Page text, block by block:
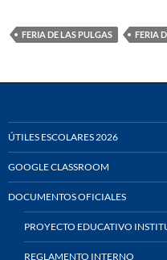
FERIA DE LAS PULGAS FERIA
ÚTILES ESCOLARES 2026
GOOGLE CLASSROOM
DOCUMENTOS OFICIALES
PROYECTO EDUCATIVO
REGLAMENTO INTERNO